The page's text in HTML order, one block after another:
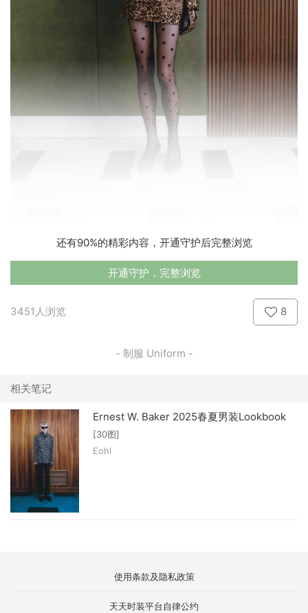
还有90%的精彩内容，开通守护后完整浏览
开通守护，完整浏览
3451人浏览 8
- 制服 Uniform -
相关笔记
Ernest W. Baker 2025春夏男装Lookbook
[30图]
Eohl
使用条款及隐私政策
天天时装平台自律公约